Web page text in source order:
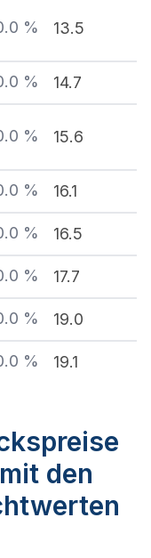
% 13.5
% 14.7
% 15.6
% 16.1
% 16.5
% 17.7
% 19.0
% 19.1
den